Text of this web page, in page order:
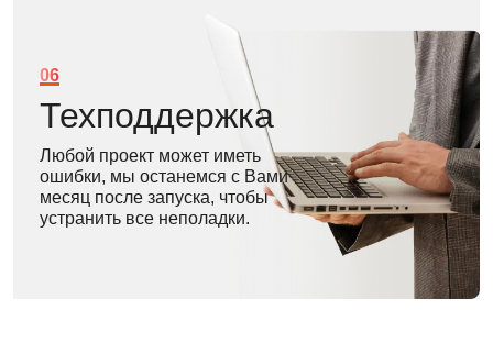
06
Техподдержка
Любой проект может иметь
ошибки, мы останемся с Вами
месяц после запуска, чтобы
устранить все неполадки.